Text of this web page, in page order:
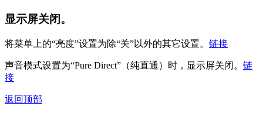
显示屏关闭。
将菜单上的“亮度”设置为除“关”以外的其它设置。 链接
声音模式设置为“Pure Direct”（纯直通）时，显示屏关闭。 链
接
返回顶部